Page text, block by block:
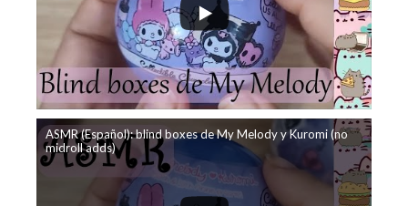
ASMR (Español): blind boxes de My Melody y Kuromi (no
midroll adds)